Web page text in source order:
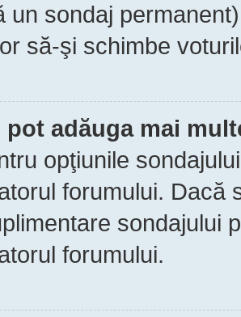
un sondaj
să-şi schimbe
pot adăuga mai
opţiunile
forumului. Dacă
sondajului
forumului.